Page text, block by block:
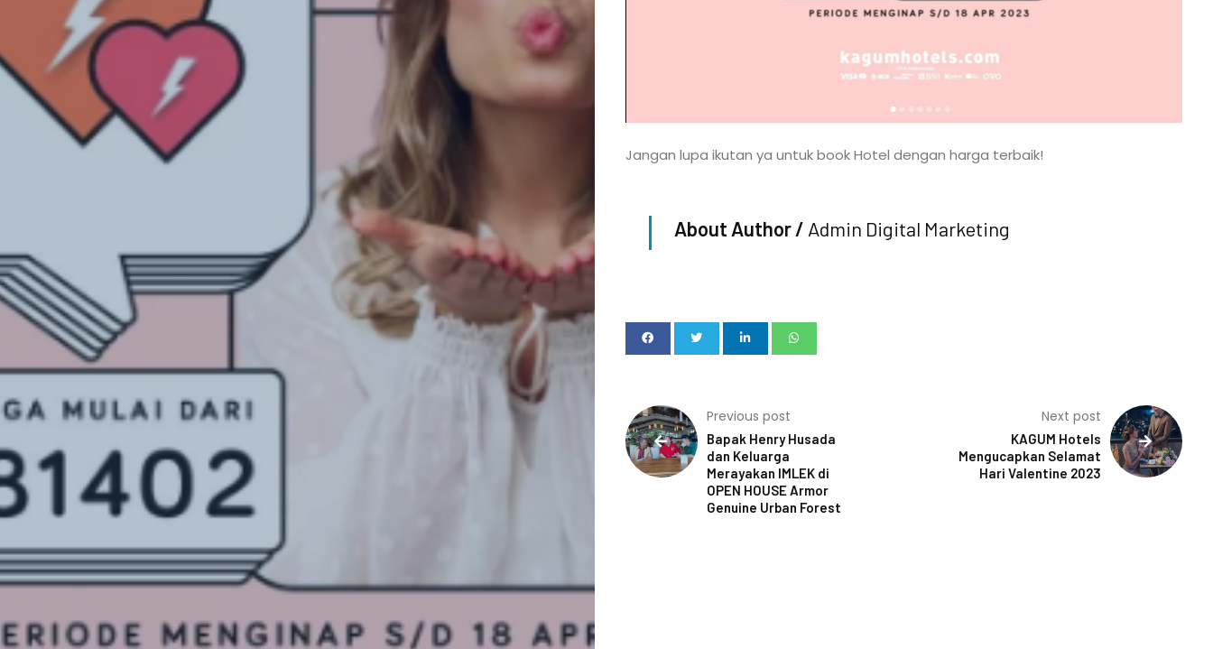
Attractions
SmartBooking
Directory
Search
Jangan lupa ikutan ya untuk book Hotel dengan harga terbaik!
About Author / Admin Digital Marketing
Previous post
Bapak Henry Husada
dan Keluarga
Merayakan IMLEK di
OPEN HOUSE Armor
Genuine Urban Forest
Next post
KAGUM Hotels
Mengucapkan Selamat
Hari Valentine 2023